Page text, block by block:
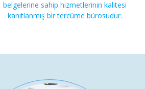
belgelerine sahip hizmetlerinin kalitesi
kanıtlanmış bir tercüme bürosudur.